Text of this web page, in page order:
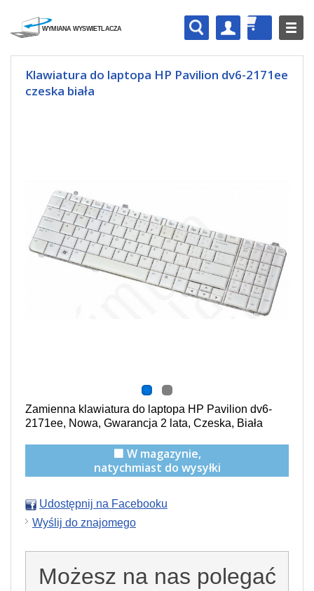
Klawiatura do laptopa HP Pavilion dv6-2171ee
czeska biała
Zamienna klawiatura do laptopa HP Pavilion dv6-
2171ee, Nowa, Gwarancja 2 lata, Czeska, Biała
🟩 W magazynie,
natychmiast do wysyłki
Udostępnij na Facebooku
Wyślij do znajomego
Możesz na nas polegać